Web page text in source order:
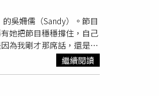
級星》的珍貴畫面，驚
爆料阿弟是女兒專屬的
度依賴，但他也幽默分享
了！」道出天下父親疼愛
吳姍儒（Sandy）。節目
她把節目穩穩撐住，自己
為我剛才那席話，還是因
快要尿褲子」，小S也心
喜歡我還是討厭我？」
。」面對來自吳宗憲的
繼續閱讀